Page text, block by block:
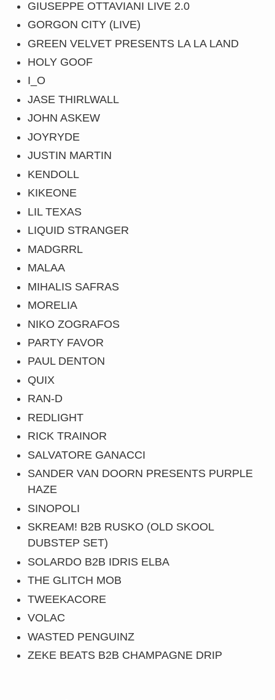
GIUSEPPE OTTAVIANI LIVE 2.0
GORGON CITY (LIVE)
GREEN VELVET PRESENTS LA LA LAND
HOLY GOOF
I_O
JASE THIRLWALL
JOHN ASKEW
JOYRYDE
JUSTIN MARTIN
KENDOLL
KIKEONE
LIL TEXAS
LIQUID STRANGER
MADGRRL
MALAA
MIHALIS SAFRAS
MORELIA
NIKO ZOGRAFOS
PARTY FAVOR
PAUL DENTON
QUIX
RAN-D
REDLIGHT
RICK TRAINOR
SALVATORE GANACCI
SANDER VAN DOORN PRESENTS PURPLE
HAZE
SINOPOLI
SKREAM! B2B RUSKO (OLD SKOOL
DUBSTEP SET)
SOLARDO B2B IDRIS ELBA
THE GLITCH MOB
TWEEKACORE
VOLAC
WASTED PENGUINZ
ZEKE BEATS B2B CHAMPAGNE DRIP